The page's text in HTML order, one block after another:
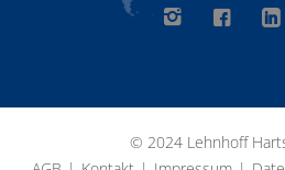
© 2024 Lehnhoff